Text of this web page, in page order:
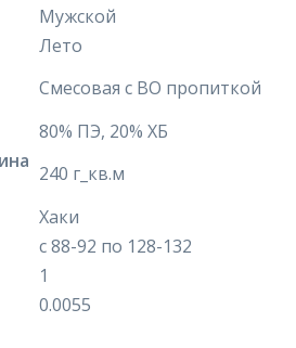
Мужской
Лето
Смесовая с ВО пропиткой
80% ПЭ, 20% ХБ
240 г_кв.м
Хаки
с 88-92 по 128-132
1
0.0055